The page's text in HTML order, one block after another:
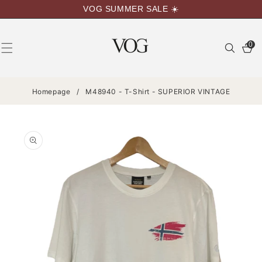
CONTENUTI
VOG SUMMER SALE ☀️
0
Homepage / M48940 - T-Shirt - SUPERIOR VINTAGE
SUL
PRODOTTO